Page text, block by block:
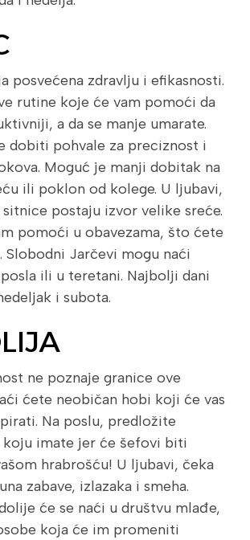
posvećena zdravlju i efikasnosti.
rutine koje će vam pomoći da
a da se manje umarate.
dobiti pohvale za preciznost i
Moguć je manji dobitak na
ili poklon od kolege. U ljubavi,
sitnice postaju izvor velike sreće.
pomoći u obavezama, što ćete
Slobodni Jarčevi mogu naći
ili u teretani. Najbolji dani
i subota.
ne poznaje granice ove
ćete neobičan hobi koji će vas
Na poslu, predložite
koju imate jer će šefovi biti
hrabrošću! U ljubavi, čeka
zabave, izlazaka i smeha.
će se naći u društvu mlađe,
koja će im promeniti